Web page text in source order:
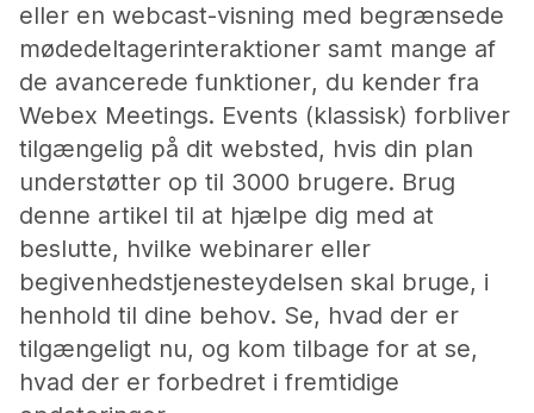
eller en webcast-visning med begrænsede
mødedeltagerinteraktioner samt mange af
de avancerede funktioner, du kender fra
Webex Meetings. Events (klassisk) forbliver
tilgængelig på dit websted, hvis din plan
understøtter op til 3000 brugere. Brug
denne artikel til at hjælpe dig med at
beslutte, hvilke webinarer eller
begivenhedstjenesteydelsen skal bruge, i
henhold til dine behov. Se, hvad der er
tilgængeligt nu, og kom tilbage for at se,
hvad der er forbedret i fremtidige